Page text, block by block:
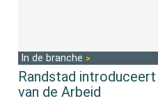
In de branche
Randstad
van de Arbeid